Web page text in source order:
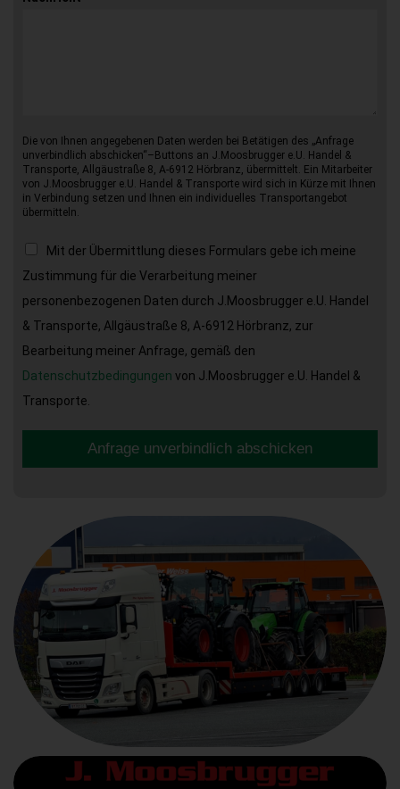
Die von Ihnen angegebenen Daten werden bei Betätigen des „Anfrage
unverbindlich abschicken“–Buttons an J.Moosbrugger e.U. Handel &
Transporte, Allgäustraße 8, A-6912 Hörbranz, übermittelt. Ein Mitarbeiter
von J.Moosbrugger e.U. Handel & Transporte wird sich in Kürze mit Ihnen
in Verbindung setzen und Ihnen ein individuelles Transportangebot
übermitteln.
Mit der Übermittlung dieses Formulars gebe ich meine
Zustimmung für die Verarbeitung meiner
personenbezogenen Daten durch J.Moosbrugger e.U. Handel
& Transporte, Allgäustraße 8, A-6912 Hörbranz, zur
Bearbeitung meiner Anfrage, gemäß den
Datenschutzbedingungen von J.Moosbrugger e.U. Handel &
Transporte.
Anfrage unverbindlich abschicken